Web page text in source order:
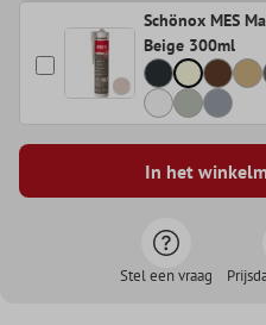
Schönox MES
Beige 300ml
In het
Stel een vraag